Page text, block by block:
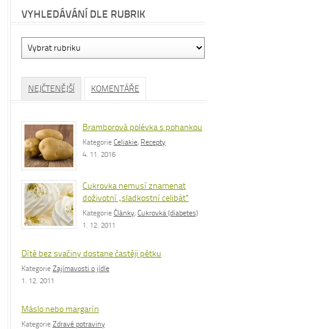
VYHLEDÁVÁNÍ DLE RUBRIK
dle
NEJČTENĚJŠÍ KOMENTÁŘE
Bramborová polévka s pohankou
Kategorie Celiakie, Recepty
4. 11. 2016
Cukrovka nemusí znamenat
doživotní „sladkostní celibát“
Kategorie Články, Cukrovka (diabetes)
1. 12. 2011
Dítě bez svačiny dostane častěji pětku
Kategorie Zajímavosti o jídle
1. 12. 2011
Máslo nebo margarín
Kategorie Zdravé potraviny